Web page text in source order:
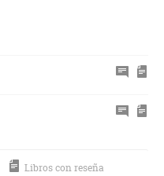
Libros con reseña